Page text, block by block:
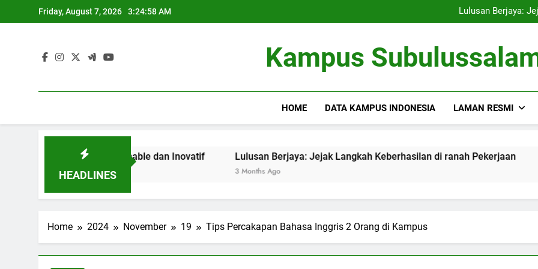
to
Friday, August 7, 2026 3:24:59 AM
Lulusan Berjaya:
Tugas Biro Karier
Lulusan Berjaya:
Tugas Biro Karier
Kampus
HOME DATA KAMPUS INDONESIA LAMAN RESMI
HEADLINES
Sustainable dan Inovatif Lulusan Berjaya: Jejak Langkah Keberhasilan di ranah Pekerjaan Tugas
Home 2024 November 19 Tips Percakapan Bahasa Inggris 2 Orang di Kampus